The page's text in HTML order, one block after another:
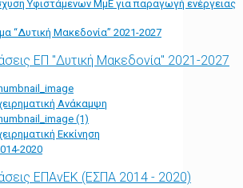
Υφιστάμενων ΜμΕ για παραγωγή ενέργειας
“Δυτική Μακεδονία” 2021-2027
ΕΠ "Δυτική Μακεδονία" 2021-2027
Ανάκαμψη
Εκκίνηση
2020
ΕΠΑνΕΚ (ΕΣΠΑ 2014 - 2020)